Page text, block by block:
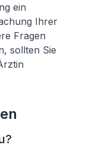
ein
Ihrer
Fragen
sollten Sie